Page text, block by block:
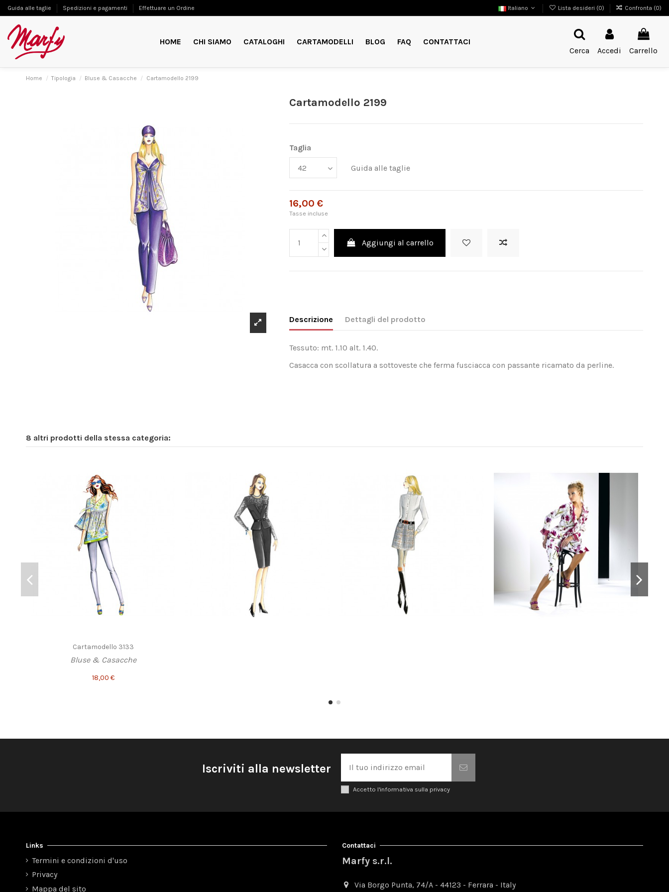
Guida alle taglie Spedizioni e pagamenti Effettuare un Ordine Italiano Lista desideri (0) Confronta (0)
HOME CHI SIAMO CATALOGHI CARTAMODELLI BLOG FAQ
CONTATTACI
Cerca
Accedi Carrello
Home Tipologia Bluse & Casacche Cartamodello 2199
Cartamodello 2199
Taglia
Guida alle taglie
16,00 €
Tasse incluse
Aggiungi al carrello
Descrizione Dettagli del prodotto
Tessuto: mt. 1.10 alt. 1.40.
Casacca con scollatura a sottoveste che ferma fusciacca con passante ricamato da perline.
8 altri prodotti della stessa categoria:
Cartamodello 3133
Bluse & Casacche
18,00 €
Iscriviti alla newsletter
Accetto l'informativa sulla privacy
Links
Termini e condizioni d'uso
Privacy
Mappa del sito
Contattaci
Marfy s.r.l.
Via Borgo Punta, 74/A - 44123 - Ferrara - Italy